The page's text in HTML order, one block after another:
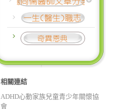
相關連結
ADHD心動家族兒童青少年關懷協
會